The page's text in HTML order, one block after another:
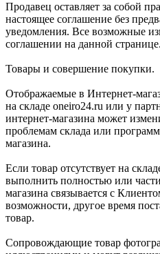
Продавец оставляет за собой
настоящее соглашение без
уведомления. Все возможные
соглашении на данной странице.
Товары и совершение покупки.
Отображаемые в Интернет-
на складе oneiro24.ru или у
интернет-магазина может
проблемам склада или
магазина.
Если товар отсутствует на
выполнить полностью или
магазина связывается с
возможности, другое время
товар.
Сопровождающие товар